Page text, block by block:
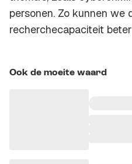
personen. Zo kunnen we
recherchecapaciteit
Ook de moeite waard